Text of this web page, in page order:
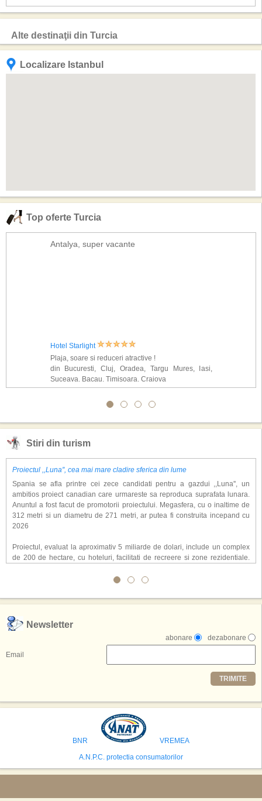
Alte destinaţii din Turcia
Localizare Istanbul
Top oferte Turcia
Antalya, super vacante
Hotel Starlight
Plaja, soare si reduceri atractive !
din Bucuresti, Cluj, Oradea, Targu Mures, Iasi,
Suceava, Bacau, Timisoara, Craiova
Stiri din turism
Proiectul ,,Luna'', cea mai mare cladire sferica din lume
Spania se afla printre cei zece candidati pentru a gazdui ,,Luna'', un
ambitios proiect canadian care urmareste sa reproduca suprafata lunara.
Anuntul a fost facut de promotorii proiectului. Megasfera, cu o inaltime de
312 metri si un diametru de 271 metri, ar putea fi construita incepand cu
2026
Proiectul, evaluat la aproximativ 5 miliarde de dolari, include un complex
de 200 de hectare, cu hoteluri, facilitati de recreere si zone rezidentiale.
atragerea a pana la 10 milioane de turisti anual. �Luna� ar putea deveni
exclusiv simularea suprafetei lunare.
,,Credem ca exista sanse mari sa anuntam nu doar o locatie, ci poate mai
multe'', a declarat Michael R. Henderson, cofondator al Moon World
Resorts, citat de Gulf News. Potrivit acestuia, 2026 ar putea deveni un an
decisiv pentru reali zarea proiectului.
Printre celelalte tari care concureaza pentru a gazdui aceasta constructie
se numara Australia, Brazilia, China, Egipt, India, Polonia, Thailanda,
avea cele mai mari sanse de a castiga licitatia. Totusi, Spania, care se
preconizeaza ca va deveni a doua cea mai vizitata tara din lume in 2025,
isi bazeaza oferta pe infrastructura turistica solida si capacitatea hoteliera."
Newsletter
dezabonare
abonare
Email
TRIMITE
BNR
VREMEA
A.N.P.C. protectia consumatorilor